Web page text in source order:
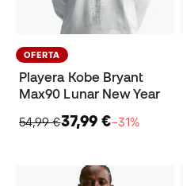
OFERTA
Playera Kobe Bryant
Max90 Lunar New Year
54,99 €37,99 €−31%